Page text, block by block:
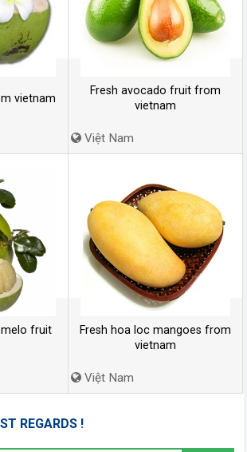
vietnam
Fresh avocado fruit from
vietnam
Việt Nam
fruit
Fresh hoa loc mangoes from
vietnam
Việt Nam
REGARDS !